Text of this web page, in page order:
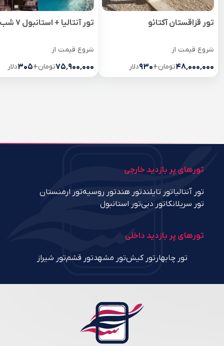
تور قزاقستان آکتائو
شروع قیمت از
۴۸٬۰۰۰٬۰۰۰تومان+۹۳۰دلار
تور آنتالیا + استانبول 7 شب
شروع قیمت از
۷۵٬۹۰۰٬۰۰۰تومان+۳۰۵دلار
تورهای پر بازدید خارجی
تور آنتالیاتور تایلندتور هندتور روسیهتور ارمنستان
تور سریلانکاتور دبیتور استانبول
تورهای پر بازدید داخلی
تور چابهار تور کیشتور مشهدتور قشمتور شیراز